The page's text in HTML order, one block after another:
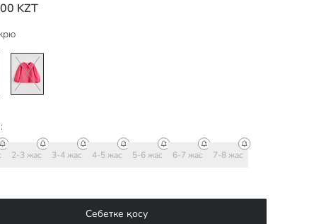
KZT
2-3 жас 3-4 жас 4-5 жас 5-6 жас 6-7 жас 7-8 жас
Себетке қосу